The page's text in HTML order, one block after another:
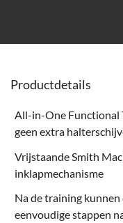
Productdetails
All-in-One Functional
geen extra
Vrijstaande Smith
inklapmechanisme
Na de training kunnen
eenvoudige stappen